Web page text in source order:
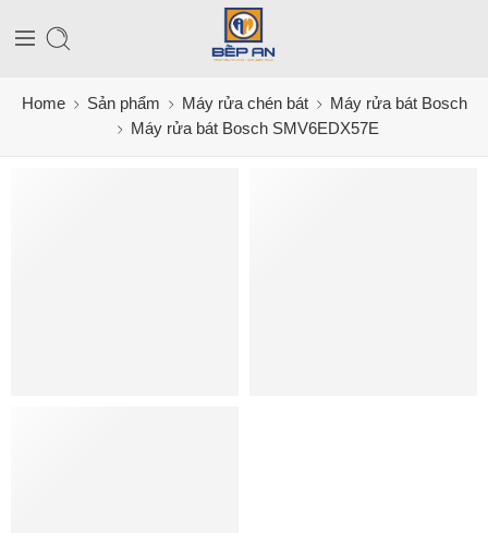
Home Sản phẩm Máy rửa chén bát
Máy rửa bát Bosch
Máy rửa bát Bosch SMV6EDX57E